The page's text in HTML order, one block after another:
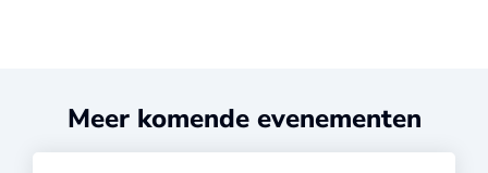
Meer komende evenementen